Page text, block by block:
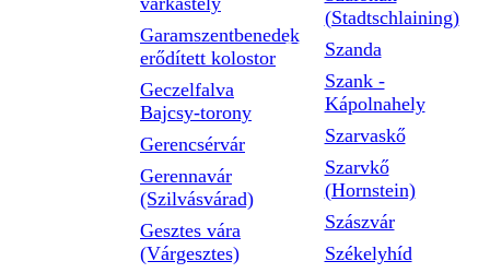
Garamszentbenedek
erődített kolostor
Geczelfalva
Bajcsy-torony
Gerencsérvár
Gerennavár
(Szilvásvárad)
Gesztes vára
(Várgesztes)
(Stadtschlaining)
Szanda
Szank -
Kápolnahely
Szarvaskő
Szarvkő
(Hornstein)
Szászvár
Székelyhíd